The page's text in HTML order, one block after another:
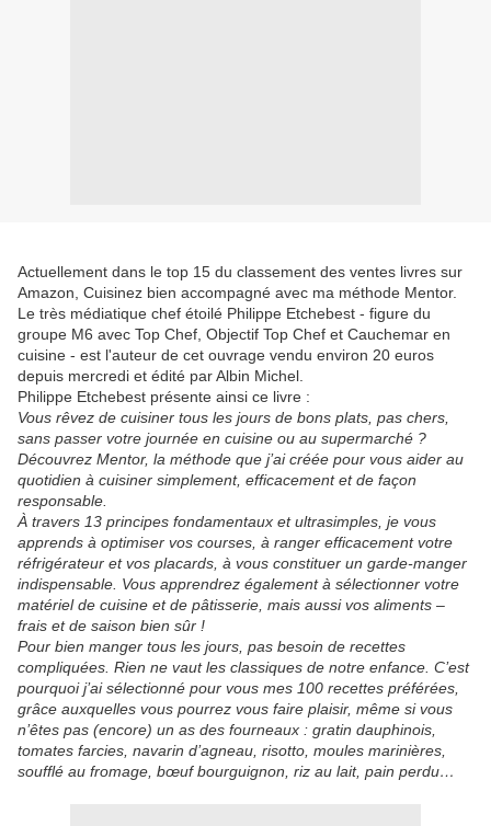
Actuellement dans le top 15 du classement des ventes livres sur
Amazon, Cuisinez bien accompagné avec ma méthode Mentor.
Le très médiatique chef étoilé Philippe Etchebest - figure du
groupe M6 avec Top Chef, Objectif Top Chef et Cauchemar en
cuisine - est l'auteur de cet ouvrage vendu environ 20 euros
depuis mercredi et édité par Albin Michel.
Philippe Etchebest présente ainsi ce livre :
Vous rêvez de cuisiner tous les jours de bons plats, pas chers,
sans passer votre journée en cuisine ou au supermarché ?
Découvrez Mentor, la méthode que j’ai créée pour vous aider au
quotidien à cuisiner simplement, efficacement et de façon
responsable.
À travers 13 principes fondamentaux et ultrasimples, je vous
apprends à optimiser vos courses, à ranger efficacement votre
réfrigérateur et vos placards, à vous constituer un garde-manger
indispensable. Vous apprendrez également à sélectionner votre
matériel de cuisine et de pâtisserie, mais aussi vos aliments –
frais et de saison bien sûr !
Pour bien manger tous les jours, pas besoin de recettes
compliquées. Rien ne vaut les classiques de notre enfance. C’est
pourquoi j’ai sélectionné pour vous mes 100 recettes préférées,
grâce auxquelles vous pourrez vous faire plaisir, même si vous
n’êtes pas (encore) un as des fourneaux : gratin dauphinois,
tomates farcies, navarin d’agneau, risotto, moules marinières,
soufflé au fromage, bœuf bourguignon, riz au lait, pain perdu…